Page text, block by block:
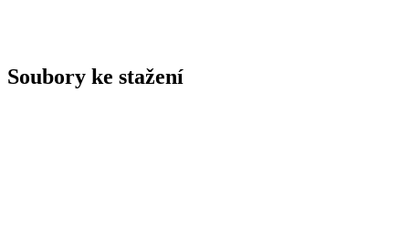
Soubory ke stažení